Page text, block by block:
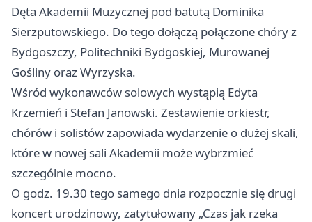
Dęta Akademii Muzycznej pod batutą Dominika
Sierzputowskiego. Do tego dołączą połączone chóry z
Bydgoszczy, Politechniki Bydgoskiej, Murowanej
Gośliny oraz Wyrzyska.
Wśród wykonawców solowych wystąpią Edyta
Krzemień i Stefan Janowski. Zestawienie orkiestr,
chórów i solistów zapowiada wydarzenie o dużej skali,
które w nowej sali Akademii może wybrzmieć
szczególnie mocno.
O godz. 19.30 tego samego dnia rozpocznie się drugi
koncert urodzinowy, zatytułowany „Czas jak rzeka